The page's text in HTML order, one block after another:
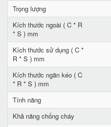
Trọng lượng
Kích thước ngoài ( C * R
* S ) mm
Kích thước sử dụng ( C *
R * S ) mm
Kích thước ngăn kéo ( C
* R * S ) mm
Tính năng
Khả năng chống cháy